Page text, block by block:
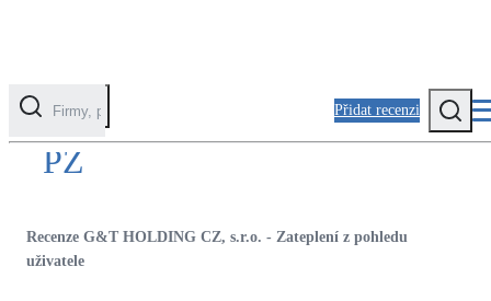
Přidat recenzi
Kategorie
Fotovoltaika
PZ
Recenze G&T HOLDING CZ, s.r.o. - Zateplení z pohledu
uživatele